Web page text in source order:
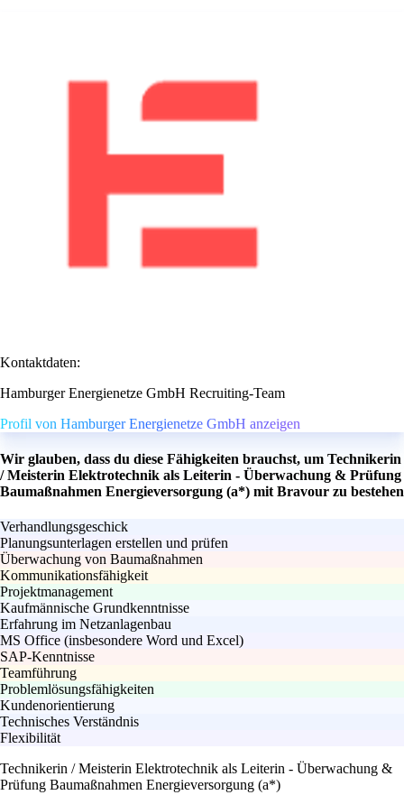
Kontaktdaten:
Hamburger Energienetze GmbH Recruiting-Team
Profil von Hamburger Energienetze GmbH anzeigen
Wir glauben, dass du diese Fähigkeiten brauchst, um Technikerin
/ Meisterin Elektrotechnik als Leiterin - Überwachung & Prüfung
Baumaßnahmen Energieversorgung (a*) mit Bravour zu bestehen
Verhandlungsgeschick
Planungsunterlagen erstellen und prüfen
Überwachung von Baumaßnahmen
Kommunikationsfähigkeit
Projektmanagement
Kaufmännische Grundkenntnisse
Erfahrung im Netzanlagenbau
MS Office (insbesondere Word und Excel)
SAP-Kenntnisse
Teamführung
Problemlösungsfähigkeiten
Kundenorientierung
Technisches Verständnis
Flexibilität
Technikerin / Meisterin Elektrotechnik als Leiterin - Überwachung &
Prüfung Baumaßnahmen Energieversorgung (a*)